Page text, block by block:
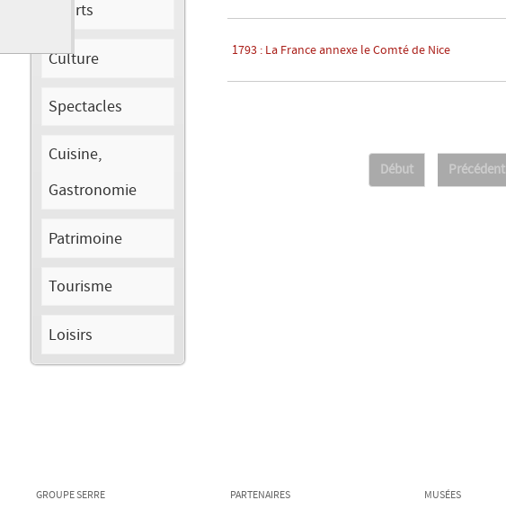
Sports
Culture
Spectacles
Cuisine,
Gastronomie
Patrimoine
Tourisme
Loisirs
1793 : La France annexe le Comté de Nice
Début Précédent
GROUPE SERRE PARTENAIRES MUSÉES